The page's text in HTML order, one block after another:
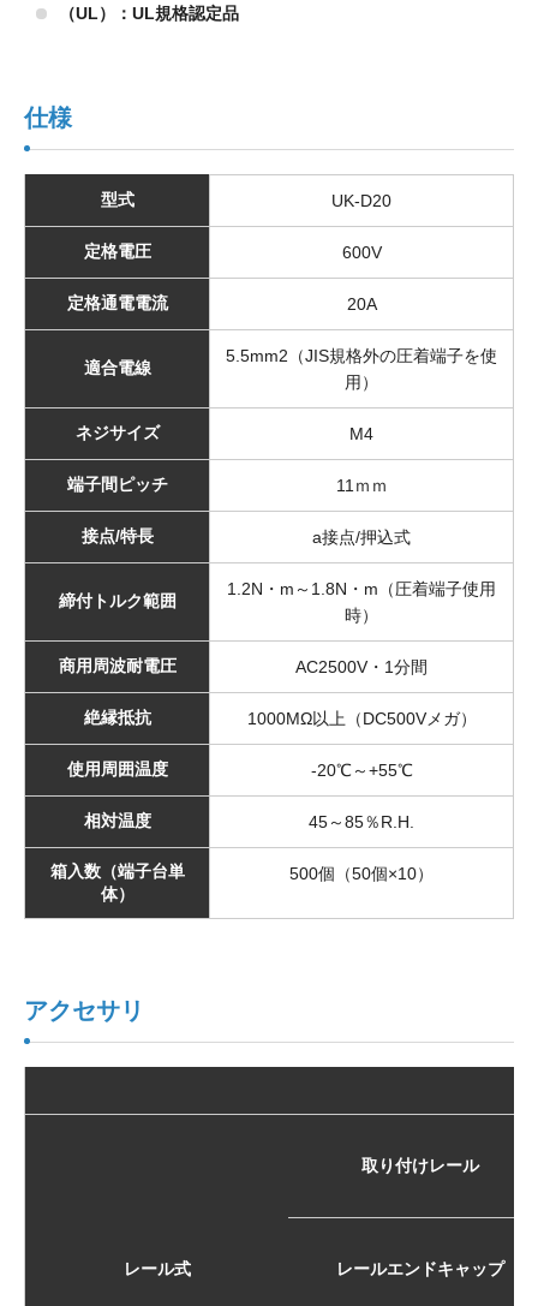
（UL）：UL規格認定品
仕様
型式 UK-D20
定格電圧 600V
定格通電電流 20A
適合電線
5.5mm2（JIS規格外の圧着端子を使
用）
ネジサイズ M4
端子間ピッチ 11ｍｍ
接点/特長 a接点/押込式
締付トルク範囲
1.2N・m～1.8N・m（圧着端子使用
時）
商用周波耐電圧 AC2500V・1分間
絶縁抵抗 1000MΩ以上（DC500Vメガ）
使用周囲温度 -20℃～+55℃
相対温度 45～85％R.H.
箱入数（端子台単
体）
500個（50個×10）
アクセサリ
レール式
取り付けレール
レールエンドキャップ